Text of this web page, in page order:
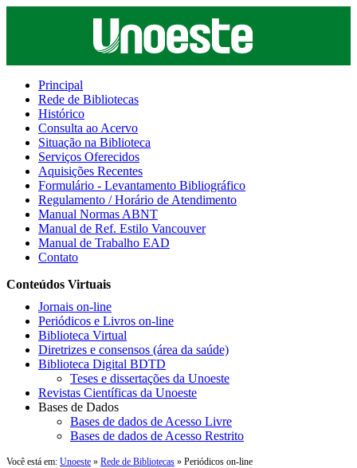
Principal
Rede de Bibliotecas
Histórico
Consulta ao Acervo
Situação na Biblioteca
Serviços Oferecidos
Aquisições Recentes
Formulário - Levantamento Bibliográfico
Regulamento / Horário de Atendimento
Manual Normas ABNT
Manual de Ref. Estilo Vancouver
Manual de Trabalho EAD
Contato
Conteúdos Virtuais
Jornais on-line
Periódicos e Livros on-line
Biblioteca Virtual
Diretrizes e consensos (área da saúde)
Biblioteca Digital BDTD
Teses e dissertações da Unoeste
Revistas Científicas da Unoeste
Bases de Dados
Bases de dados de Acesso Livre
Bases de dados de Acesso Restrito
Você está em: Unoeste » Rede de Bibliotecas » Periódicos on-line